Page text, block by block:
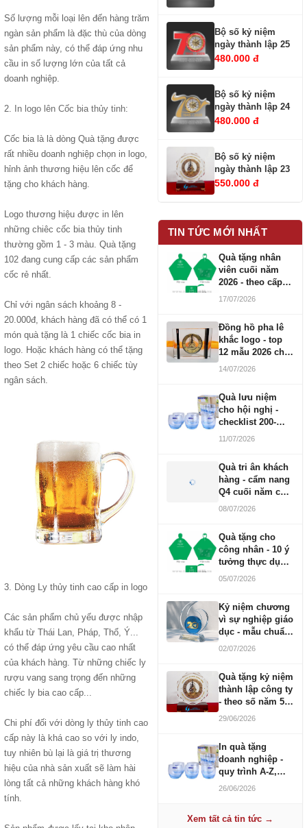
Số lượng mỗi loại lên đến hàng trăm
ngàn sản phẩm là đặc thù của dòng
sản phẩm này, có thể đáp ứng nhu
cầu in số lượng lớn của tất cả
doanh nghiệp.
2. In logo lên Cốc bia thủy tinh:
Cốc bia là là dòng Quà tặng được
rất nhiều doanh nghiệp chọn in logo,
hỉnh ảnh thương hiệu lên cốc để
tặng cho khách hàng.
Logo thương hiệu được in lên
những chiêc cốc bia thủy tinh
thường gồm 1 - 3 màu. Quà tặng
102 đang cung cấp các sản phẩm
cốc rẻ nhất.
Chỉ với ngân sách khoảng 8 -
20.000đ, khách hàng đã có thể có 1
món quà tặng là 1 chiếc cốc bia in
logo. Hoặc khách hàng có thể tặng
theo Set 2 chiếc hoặc 6 chiếc tùy
ngân sách.
3. Dòng Ly thủy tinh cao cấp in logo
Các sản phẩm chủ yếu được nhập
khẩu từ Thái Lan, Pháp, Thổ, Ý...
có thể đáp ứng yêu cầu cao nhất
của khách hàng. Từ những chiếc ly
rượu vang sang trọng đến những
chiếc ly bia cao cấp...
Chi phí đối với dòng ly thủy tinh cao
cấp này là khá cao so với ly indo,
tuy nhiên bù lại là giá trị thương
hiệu của nhà sản xuất sẽ làm hài
lòng tất cả những khách hàng khó
tính.
Bộ số kỷ niệm
ngày thành lập 25
480.000 đ
Bộ số kỷ niệm
ngày thành lập 24
480.000 đ
Bộ số kỷ niệm
ngày thành lập 23
550.000 đ
TIN TỨC MỚI NHẤT
Quà tặng nhân
viên cuối năm
2026 - theo cấp
bậc CBNV
17/07/2026
Đồng hồ pha lê
khắc logo - top
12 mẫu 2026 cho
doanh nghiệp
14/07/2026
Quà lưu niệm
cho hội nghị -
checklist 200-
1000 người
11/07/2026
Quà tri ân khách
hàng - cẩm nang
Q4 cuối năm cho
doanh nghiệp
08/07/2026
Quà tặng cho
công nhân - 10 ý
tưởng thực dụng
ngân sách 100-
05/07/2026
Kỷ niệm chương
vì sự nghiệp giáo
dục - mẫu chuẩn
2026
02/07/2026
Quà tặng kỷ niệm
thành lập công ty
- theo số năm 5,
10, 20, 30, 50
29/06/2026
In quà tặng
doanh nghiệp -
quy trình A-Z,
báo giá và thời
26/06/2026
Xem tất cả tin tức →